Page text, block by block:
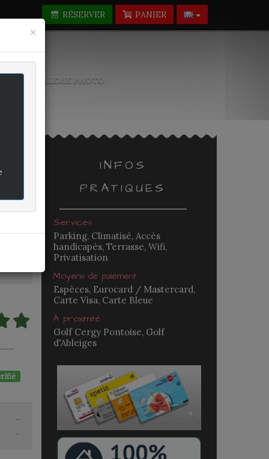
PANIER
RÉSERVER
GALERIE PHOTO
-
-
INFOS
PRATIQUES
Services
Parking, Climatisé, Accès
handicapés, Terrasse, Wifi,
Privatisation
Moyens de paiement
Espèces, Eurocard / Mastercard,
Carte Visa, Carte Bleue
À proximité
Golf Cergy Pontoise, Golf
d'Ableiges
× Fermer